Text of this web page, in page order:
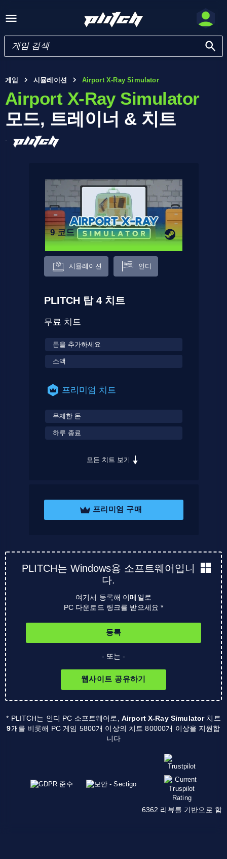
게임 시뮬레이션 Airport X-Ray Simulator
Airport X-Ray Simulator
모드, 트레이너 & 치트
-
9 코드
시뮬레이션 인디
PLITCH 탑 4 치트
무료 치트
돈을 추가하세요
소액
프리미엄 치트
무제한 돈
하루 종료
모든 치트 보기
프리미엄 구매
PLITCH는 Windows용 소프트웨어입니
다.
여기서 등록해 이메일로
PC 다운로드 링크를 받으세요 *
등록
- 또는 -
웹사이트 공유하기
* PLITCH는 인디 PC 소프트웨어로, Airport X-Ray Simulator치트
9개를 비롯해 PC 게임 5800개 이상의 치트 80000개 이상을 지원합
니다
6362 리뷰를 기반으로 함